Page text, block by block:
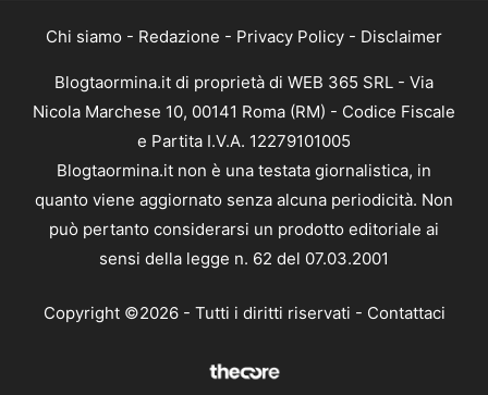
Chi siamo - Redazione - Privacy Policy - Disclaimer
Blogtaormina.it di proprietà di WEB 365 SRL - Via
Nicola Marchese 10, 00141 Roma (RM) - Codice Fiscale
e Partita I.V.A. 12279101005
Blogtaormina.it non è una testata giornalistica, in
quanto viene aggiornato senza alcuna periodicità. Non
può pertanto considerarsi un prodotto editoriale ai
sensi della legge n. 62 del 07.03.2001
Copyright ©2026 - Tutti i diritti riservati - Contattaci